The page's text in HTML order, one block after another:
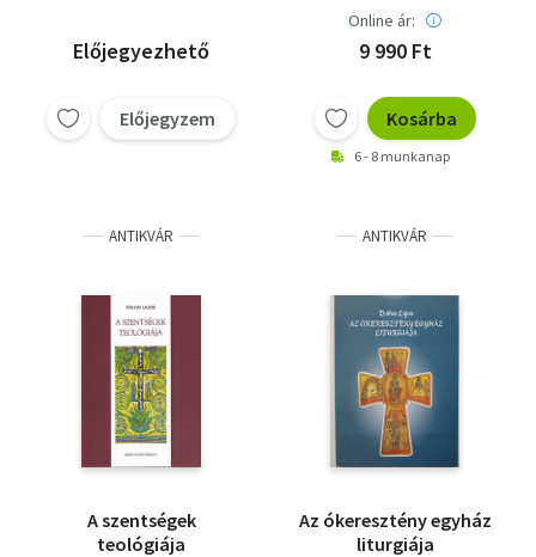
Előjegyezhető
Előjegyzem
Online ár:
9 990 Ft
Kosárba
6 - 8 munkanap
ANTIKVÁR
A szentségek
teológiája
ANTIKVÁR
Az ókeresztény egyház
liturgiája